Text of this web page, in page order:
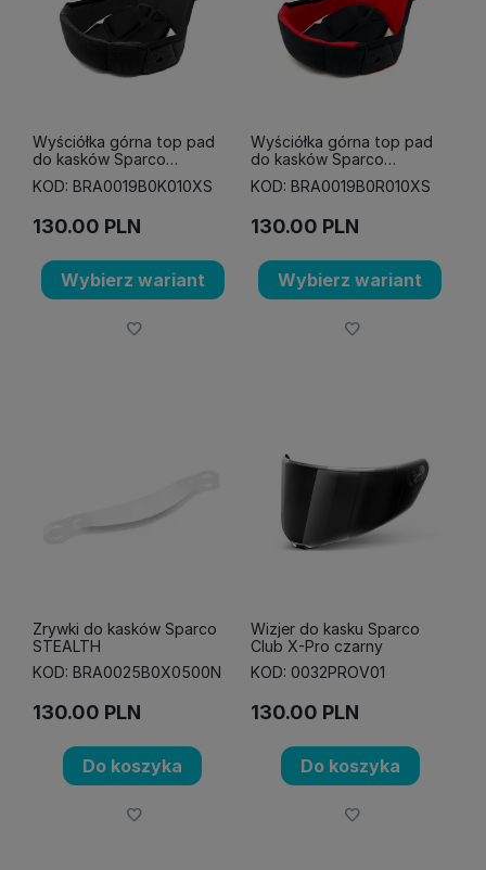
Wyściółka górna top pad
do kasków Sparco
STEALTH oraz FLUX
czarna
KOD: BRA0019B0K010XS
130.00 PLN
Wybierz wariant
Wyściółka górna top pad
do kasków Sparco
STEALTH oraz FLUX
czerwona
KOD: BRA0019B0R010XS
130.00 PLN
Wybierz wariant
Zrywki do kasków Sparco
STEALTH
KOD: BRA0025B0X0500N
130.00 PLN
Do koszyka
Wizjer do kasku Sparco
Club X-Pro czarny
KOD: 0032PROV01
130.00 PLN
Do koszyka